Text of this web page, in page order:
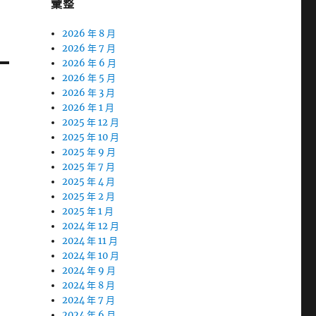
彙整
2026 年 8 月
2026 年 7 月
2026 年 6 月
2026 年 5 月
2026 年 3 月
2026 年 1 月
2025 年 12 月
2025 年 10 月
2025 年 9 月
2025 年 7 月
2025 年 4 月
2025 年 2 月
2025 年 1 月
2024 年 12 月
2024 年 11 月
2024 年 10 月
2024 年 9 月
2024 年 8 月
2024 年 7 月